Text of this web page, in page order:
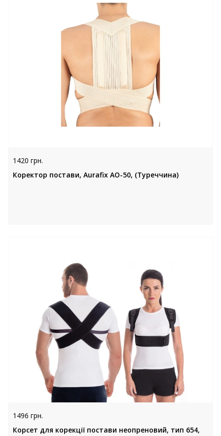
1420 грн.
Коректор постави, Aurafix AO-50, (Туреччина)
1496 грн.
Корсет для корекції постави неопреновий, тип 654,